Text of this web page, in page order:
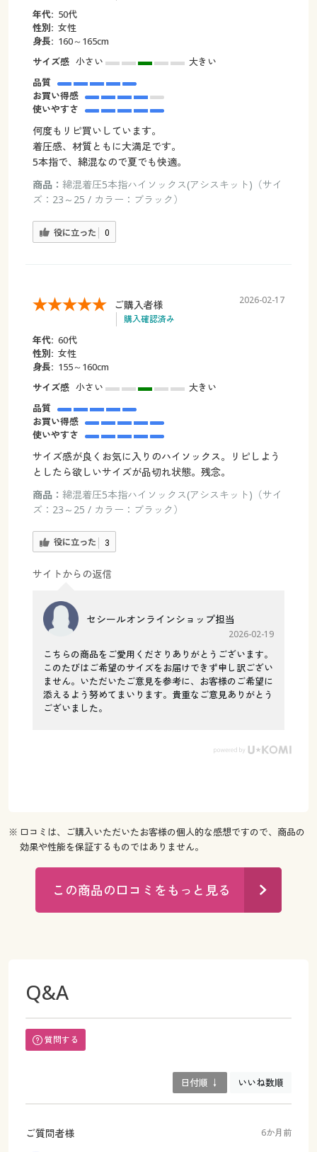
年代: 50代
性別: 女性
身長: 160～165cm
サイズ感 小さい
大きい
品質
お買い得感
使いやすさ
何度もリピ買いしています。
着圧感、材質ともに大満足です。
5本指で、綿混なので夏でも快適。
商品： 綿混着圧5本指ハイソックス(アシスキット)（サイ
ズ：23～25 / カラー：ブラック）
役に立った 0
ご購入者様
購入確認済み
2026-02-17
年代: 60代
性別: 女性
身長: 155～160cm
サイズ感 小さい
大きい
品質
お買い得感
使いやすさ
サイズ感が良くお気に入りのハイソックス。リピしよう
としたら欲しいサイズが品切れ状態。残念。
商品： 綿混着圧5本指ハイソックス(アシスキット)（サイ
ズ：23～25 / カラー：ブラック）
役に立った 3
サイトからの返信
セシールオンラインショップ担当
2026-02-19
こちらの商品をご愛用くださりありがとうございます。
このたびはご希望のサイズをお届けできず申し訳ござい
ません。いただいたご意見を参考に、お客様のご希望に
添えるよう努めてまいります。貴重なご意見ありがとう
ございました。
※ 口コミは、ご購入いただいたお客様の個人的な感想ですので、商品の
効果や性能を保証するものではありません。
この商品の口コミをもっと見る
Q&A
質問する
日付順 ↓ いいね数順
ご質問者様 6か月前